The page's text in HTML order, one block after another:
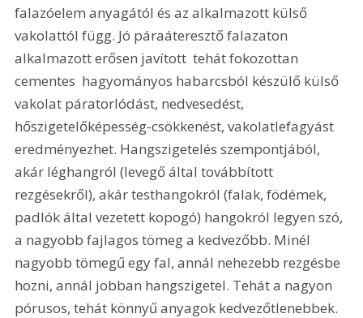
falazóelem anyagától és az alkalmazott külső
vakolattól függ. Jó páraáteresztő falazaton
alkalmazott erősen javított  tehát fokozottan
cementes  hagyományos habarcsból készülő külső
vakolat páratorlódást, nedvesedést,
hőszigetelőképesség-csökkenést, vakolatlefagyást
eredményezhet. Hangszigetelés szempontjából,
akár léghangról (levegő által továbbított
rezgésekről), akár testhangokról (falak, födémek,
padlók által vezetett kopogó) hangokról legyen szó,
a nagyobb fajlagos tömeg a kedvezőbb. Minél
nagyobb tömegű egy fal, annál nehezebb rezgésbe
hozni, annál jobban hangszigetel. Tehát a nagyon
pórusos, tehát könnyű anyagok kedvezőtlenebbek.